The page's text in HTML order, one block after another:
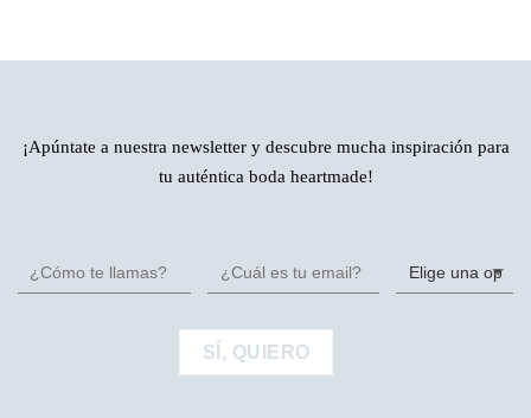
¡Apúntate a nuestra newsletter y descubre mucha inspiración para
tu auténtica boda heartmade!